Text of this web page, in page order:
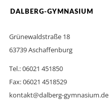
DALBERG-GYMNASIUM
Grünewaldstraße 18
63739 Aschaffenburg
Tel.: 06021 451850
Fax: 06021 4518529
kontakt@dalberg-gymnasium.de